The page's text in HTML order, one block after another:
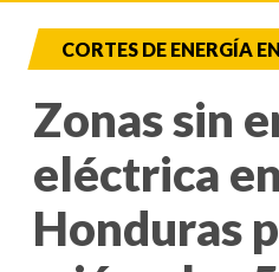
CORTES DE ENERGÍA
Zonas sin
eléctrica en
Honduras